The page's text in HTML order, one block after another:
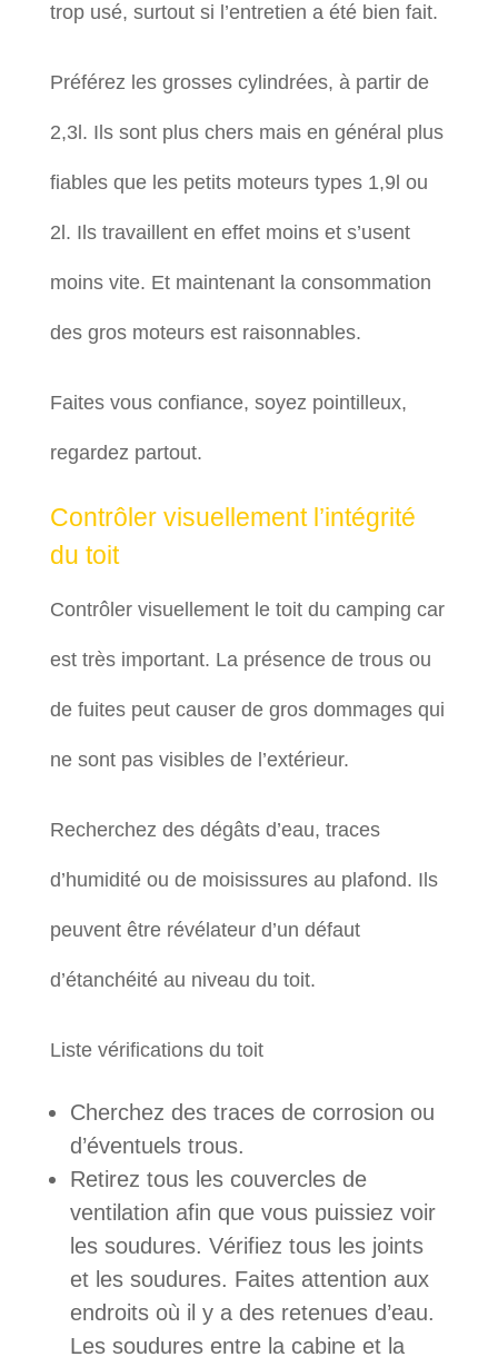
trop usé, surtout si l’entretien a été bien fait.
Préférez les grosses cylindrées, à partir de
2,3l. Ils sont plus chers mais en général plus
fiables que les petits moteurs types 1,9l ou
2l. Ils travaillent en effet moins et s’usent
moins vite. Et maintenant la consommation
des gros moteurs est raisonnables.
Faites vous confiance, soyez pointilleux,
regardez partout.
Contrôler visuellement l’intégrité
du toit
Contrôler visuellement le toit du camping car
est très important. La présence de trous ou
de fuites peut causer de gros dommages qui
ne sont pas visibles de l’extérieur.
Recherchez des dégâts d’eau, traces
d’humidité ou de moisissures au plafond. Ils
peuvent être révélateur d’un défaut
d’étanchéité au niveau du toit.
Liste vérifications du toit
Cherchez des traces de corrosion ou
d’éventuels trous.
Retirez tous les couvercles de
ventilation afin que vous puissiez voir
les soudures. Vérifiez tous les joints
et les soudures. Faites attention aux
endroits où il y a des retenues d’eau.
Les soudures entre la cabine et la